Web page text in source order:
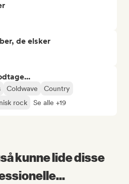
de elsker
Coldwave
Country
rock Se alle +19
kunne lide disse